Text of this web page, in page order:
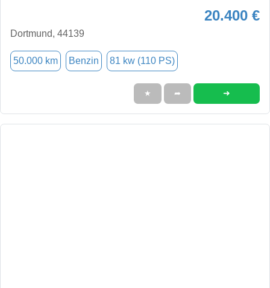
20.400 €
Dortmund, 44139
50.000 km Benzin 81 kw (110 PS)
★ ➦ ➜